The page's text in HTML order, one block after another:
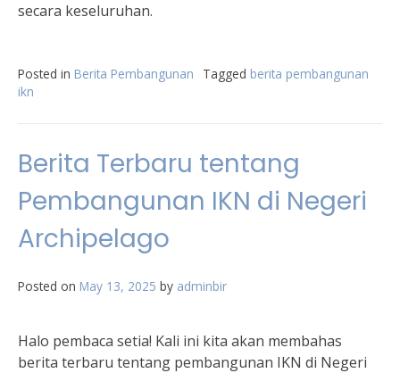
secara keseluruhan.
Posted in Berita Pembangunan Tagged berita pembangunan
ikn
Berita Terbaru tentang
Pembangunan IKN di Negeri
Archipelago
Posted on May 13, 2025 by adminbir
Halo pembaca setia! Kali ini kita akan membahas
berita terbaru tentang pembangunan IKN di Negeri